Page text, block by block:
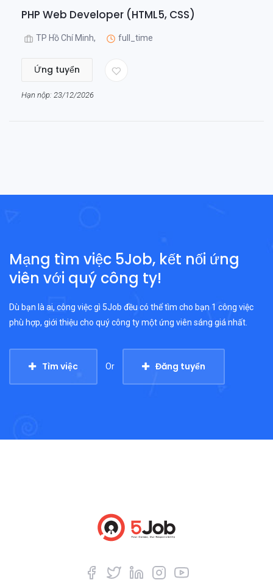
PHP Web Developer (HTML5, CSS)
TP Hồ Chí Minh, full_time
Ứng tuyển
Hạn nộp: 23/12/2026
Mạng tìm việc 5Job, kết nối ứng
viên với quý công ty!
Dù bạn là ai, công việc gì 5Job đều có thể tìm cho bạn 1 công việc
phù hợp, giới thiệu cho quý công ty một ứng viên sáng giá nhất.
Tìm việc Or Đăng tuyển